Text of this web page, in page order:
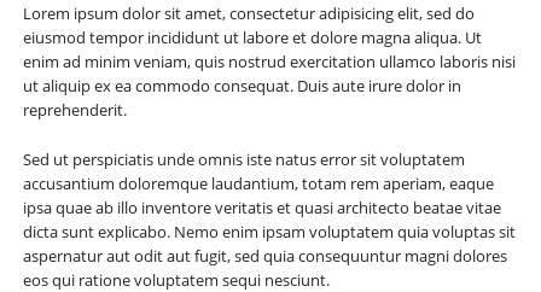
Lorem ipsum dolor sit amet, consectetur adipisicing elit, sed do
eiusmod tempor incididunt ut labore et dolore magna aliqua. Ut
enim ad minim veniam, quis nostrud exercitation ullamco laboris nisi
ut aliquip ex ea commodo consequat. Duis aute irure dolor in
reprehenderit.
Sed ut perspiciatis unde omnis iste natus error sit voluptatem
accusantium doloremque laudantium, totam rem aperiam, eaque
ipsa quae ab illo inventore veritatis et quasi architecto beatae vitae
dicta sunt explicabo. Nemo enim ipsam voluptatem quia voluptas sit
aspernatur aut odit aut fugit, sed quia consequuntur magni dolores
eos qui ratione voluptatem sequi nesciunt.